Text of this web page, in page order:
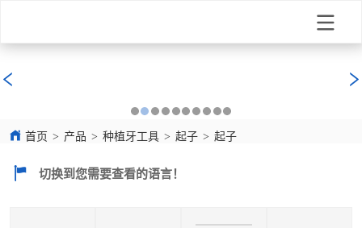
首页 > 产品 > 种植牙工具 > 起子 > 起子
切换到您需要查看的语言！